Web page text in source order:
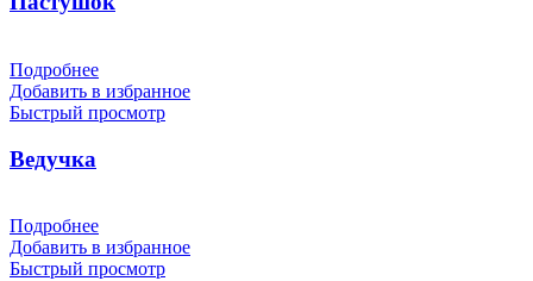
Подробнее
Добавить в избранное
Быстрый просмотр
Ведучка
Подробнее
Добавить в избранное
Быстрый просмотр